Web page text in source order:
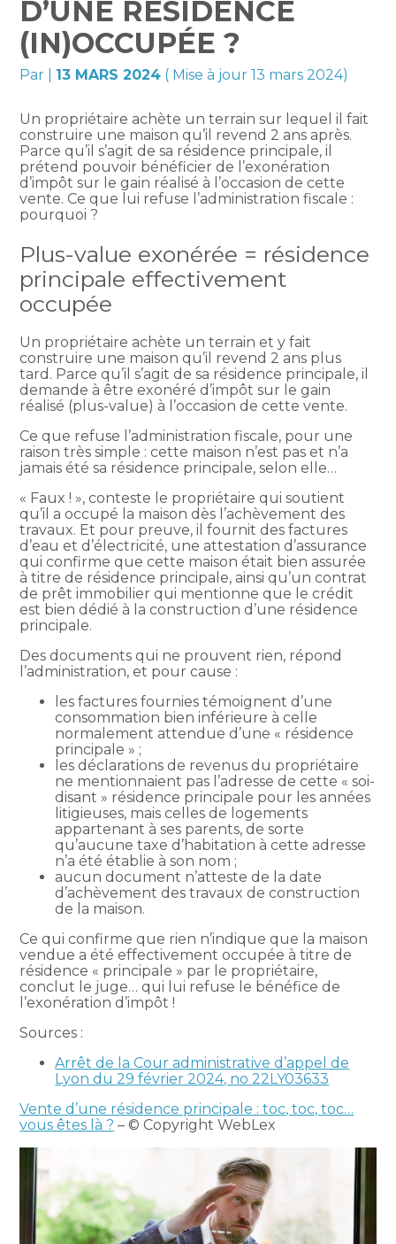
D’UNE RÉSIDENCE
(IN)OCCUPÉE ?
Par 13 MARS 2024 ( Mise à jour 13 mars 2024)
Un propriétaire achète un terrain sur lequel il fait
construire une maison qu’il revend 2 ans après.
Parce qu’il s’agit de sa résidence principale, il
prétend pouvoir bénéficier de l’exonération
d’impôt sur le gain réalisé à l’occasion de cette
vente. Ce que lui refuse l’administration fiscale :
pourquoi ?
Plus-value exonérée = résidence
principale effectivement
occupée
Un propriétaire achète un terrain et y fait
construire une maison qu’il revend 2 ans plus
tard. Parce qu’il s’agit de sa résidence principale, il
demande à être exonéré d’impôt sur le gain
réalisé (plus-value) à l’occasion de cette vente.
Ce que refuse l’administration fiscale, pour une
raison très simple : cette maison n’est pas et n’a
jamais été sa résidence principale, selon elle…
« Faux ! », conteste le propriétaire qui soutient
qu’il a occupé la maison dès l’achèvement des
travaux. Et pour preuve, il fournit des factures
d’eau et d’électricité, une attestation d’assurance
qui confirme que cette maison était bien assurée
à titre de résidence principale, ainsi qu’un contrat
de prêt immobilier qui mentionne que le crédit
est bien dédié à la construction d’une résidence
principale.
Des documents qui ne prouvent rien, répond
l’administration, et pour cause :
les factures fournies témoignent d’une
consommation bien inférieure à celle
normalement attendue d’une « résidence
principale » ;
les déclarations de revenus du propriétaire
ne mentionnaient pas l’adresse de cette « soi-
disant » résidence principale pour les années
litigieuses, mais celles de logements
appartenant à ses parents, de sorte
qu’aucune taxe d’habitation à cette adresse
n’a été établie à son nom ;
aucun document n’atteste de la date
d’achèvement des travaux de construction
de la maison.
Ce qui confirme que rien n’indique que la maison
vendue a été effectivement occupée à titre de
résidence « principale » par le propriétaire,
conclut le juge… qui lui refuse le bénéfice de
l’exonération d’impôt !
Sources :
Arrêt de la Cour administrative d’appel de
Lyon du 29 février 2024, no 22LY03633
Vente d’une résidence principale : toc, toc, toc…
vous êtes là ? – © Copyright WebLex